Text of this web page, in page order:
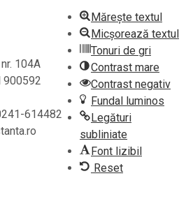
104A
900592
614482
Mărește textul
Micșorează textul
Tonuri de gri
Contrast mare
Contrast negativ
Fundal luminos
Legături
subliniate
Font lizibil
Reset